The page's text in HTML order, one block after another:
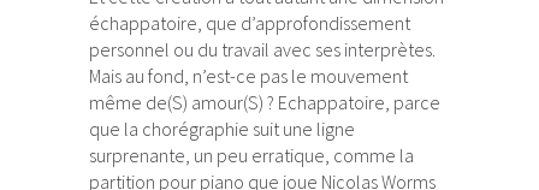
échappatoire, que d’approfondissement
personnel ou du travail avec ses interprètes.
Mais au fond, n’est-ce pas le mouvement
même de(S) amour(S) ? Echappatoire, parce
que la chorégraphie suit une ligne
surprenante, un peu erratique, comme la
partition pour piano que joue Nicolas Worms